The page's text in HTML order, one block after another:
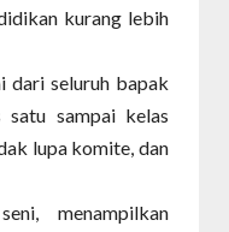
kurang lebih
dari seluruh bapak
sampai kelas
lupa komite, dan
menampilkan